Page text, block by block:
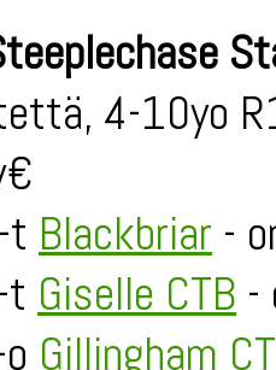
4-10yo
t Blackbriar -
t Giselle CTB -
Gillingham